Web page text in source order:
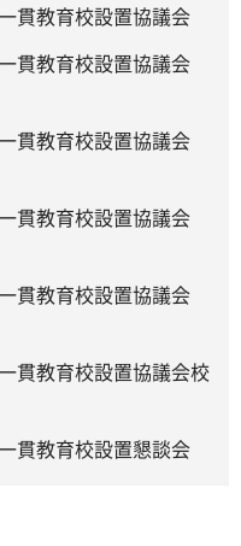
貫教育校設置協議会
貫教育校設置協議会
貫教育校設置協議会
貫教育校設置協議会
貫教育校設置協議会
貫教育校設置協議会校
貫教育校設置懇談会